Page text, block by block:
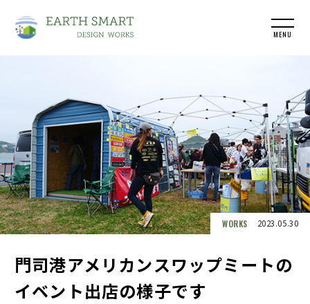
MENU
WORKS 2023.05.30
門司港アメリカンスワップミートの
イベント出店の様子です